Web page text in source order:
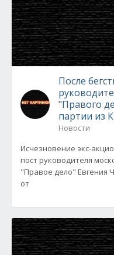
После
"Правого
партии из
Новости
Исчезновение экс-
пост руководителя
"Правое дело" Евгения
от